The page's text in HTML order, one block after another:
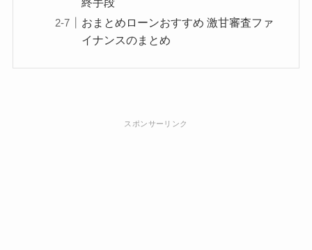
おまとめローンおすすめ 激甘審査ファ
イナンスのまとめ
スポンサーリンク